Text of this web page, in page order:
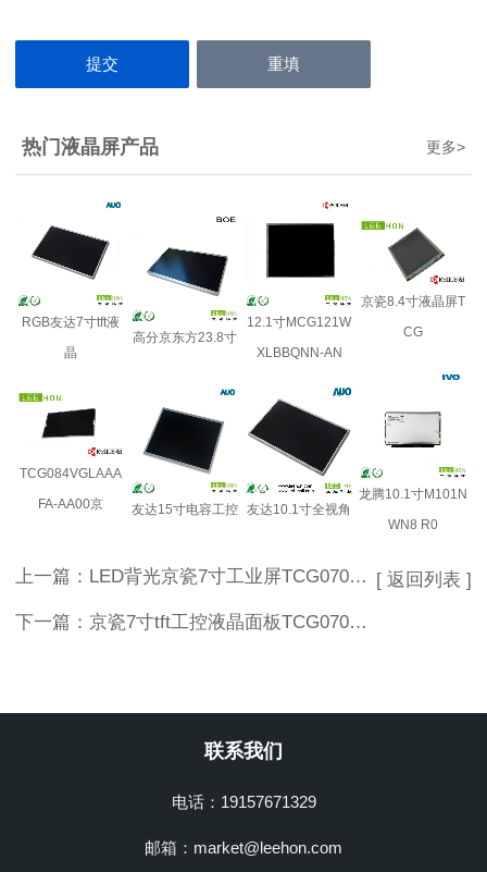
更多>
热门液晶屏产品
RGB友达7寸tft液
晶
高分京东方23.8寸
12.1寸MCG121W
XLBBQNN-AN
京瓷8.4寸液晶屏T
CG
TCG084VGLAAA
FA-AA00京
友达15寸电容工控 友达10.1寸全视角
龙腾10.1寸M101N
WN8 R0
上一篇： LED背光京瓷7寸工业屏TCG070WVLPEANN-AN20-工业级液晶屏
下一篇： 京瓷7寸tft工控液晶面板TCG070WVLPCANN-AN00-S
[ 返回列表 ]
联系我们
电话：19157671329
邮箱：market@leehon.com